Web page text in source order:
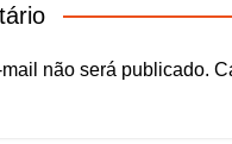
não será publicado.